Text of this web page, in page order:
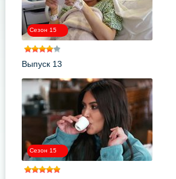
Сезон 15
Выпуск 13
Сезон 15